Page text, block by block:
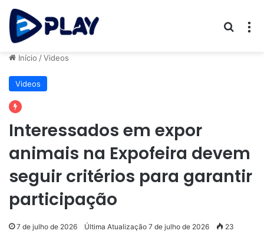
Início /Videos
Videos
Interessados em expor
animais na Expofeira devem
seguir critérios para garantir
participação
7 de julho de 2026 Última Atualização 7 de julho de 2026 23